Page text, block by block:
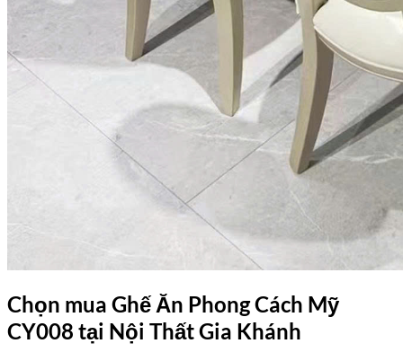
Chọn mua Ghế Ăn Phong Cách Mỹ
CY008 tại Nội Thất Gia Khánh